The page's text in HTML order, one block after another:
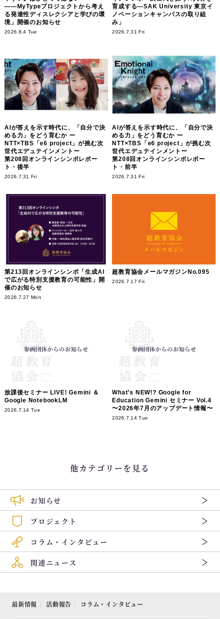
――MyTypeプロジェクトから考え
る発達性ディスレクシアと学びの環
境」開催のお知らせ
2026.8.4 Tue
育成する―SAK University 東京イ
ノベーションキャンパスの取り組
み」
2026.7.31 Fri
AIが答えを示す時代に、「自分で決
める力」をどう育むか ー
NTT×TBS「e6 project」が挑む次
世代エデュテインメントー
第208回オンラインシンポレポー
ト・後半
2026.7.31 Fri
AIが答えを示す時代に、「自分で決
める力」をどう育むか ー
NTT×TBS「e6 project」が挑む次
世代エデュテインメントー
第208回オンラインシンポレポー
ト・前半
2026.7.31 Fri
第213回オンラインシンポ「生成AI
で広がる特別支援教育の可能性」開
催のお知らせ
2026.7.27 Mon
超教育協会メールマガジンNo.095
2026.7.17 Fri
放課後セミナー LIVE! Gemini ＆
Google NotebookLM
2026.7.14 Tue
What’s NEW!? Google for
Education Gemini セミナー Vol.4
〜2026年7月のアップデート情報〜
2026.7.14 Tue
他カテゴリーを見る
お知らせ
プロジェクト
コラム・インタビュー
関連ニュース
最新情報 活動報告 コラム・インタビュー